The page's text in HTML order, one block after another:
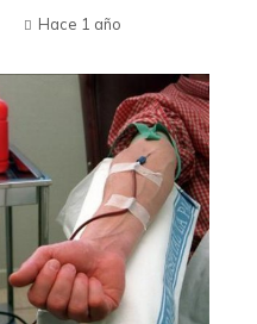
Hace 1 año